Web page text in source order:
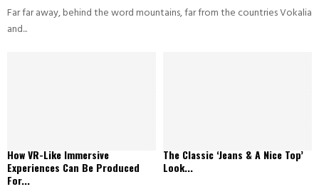
Far far away, behind the word mountains, far from the countries Vokalia
and...
How VR-Like Immersive
Experiences Can Be Produced
For...
The Classic ‘Jeans & A Nice Top’
Look...